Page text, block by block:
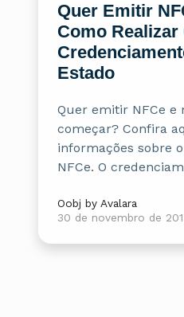
Quer Emitir
Como Realizar
Estado
Quer emitir NFCe e
começar? Confira
informações sobre
NFCe. O
Oobj by Avalara
30 de novembro de